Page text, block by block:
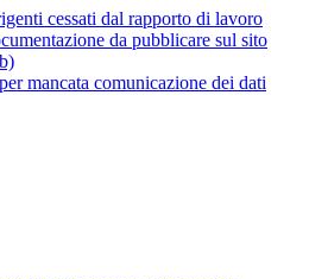
cessati dal rapporto di lavoro
da pubblicare sul sito
mancata comunicazione dei dati